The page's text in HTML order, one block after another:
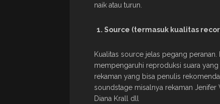
naik atau turun.
Source (termasuk kualitas
Kualitas source jelas pegang
mempengaruhi reproduksi suara yang
rekaman yang bisa penulis
soundstage misalnya rekaman Jenifer
Diana Krall dll